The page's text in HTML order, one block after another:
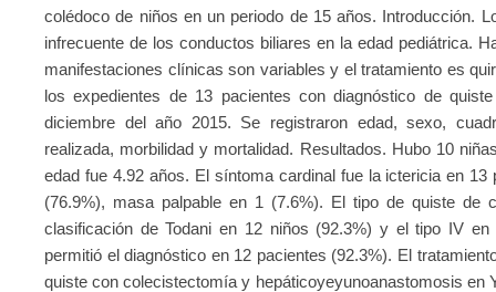
colédoco de niños en un periodo de 15 años. Introducción.
infrecuente de los conductos biliares en la edad pediátrica.
manifestaciones clínicas son variables y el tratamiento es
los expedientes de 13 pacientes con diagnóstico de
diciembre del año 2015. Se registraron edad, sexo,
realizada, morbilidad y mortalidad. Resultados. Hubo 10
edad fue 4.92 años. El síntoma cardinal fue la ictericia en
(76.9%), masa palpable en 1 (7.6%). El tipo de quiste
clasificación de Todani en 12 niños (92.3%) y el tipo IV
permitió el diagnóstico en 12 pacientes (92.3%). El
quiste con colecistectomía y hepáticoyeyunoanastomosis en